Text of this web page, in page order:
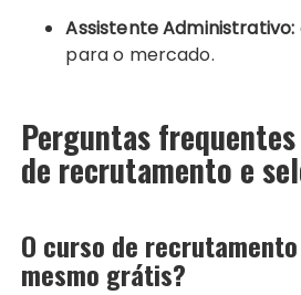
Assistente Administrativo:
para o mercado.
Perguntas
de recrutamento e
O curso de
mesmo grátis?